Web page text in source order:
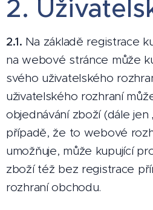
2.
2.1. Na základě registrace
na webové stránce může
svého uživatelského
uživatelského rozhraní
objednávání zboží (dále jen
případě, že to webové
umožňuje, může kupující
zboží též bez registrace
rozhraní obchodu.